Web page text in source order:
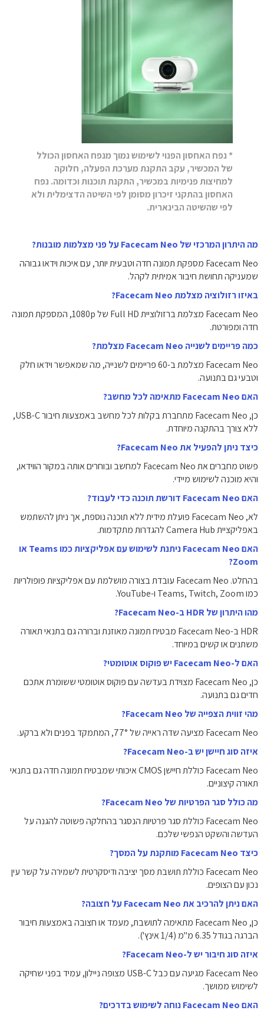
* נפח האחסון הפנוי לשימוש נמוך מנפח האחסון הכולל
של המכשיר, עקב התקנת מערכת הפעלה, חלוקה
למחיצות פנימיות במכשיר, התקנת תוכנות וכדומה. נפח
האחסון בהתקני זיכרון מסומן לפי השיטה הדצימלית ולא
לפי שהשיטה הבינארית.
מה היתרון המרכזי של Facecam Neo על פני מצלמות מובנות?
Facecam Neo מספקת תמונה חדה וטבעית יותר, עם איכות וידאו גבוהה
שמעניקה תחושת חיבור אמיתית לקהל.
באיזו רזולוציה מצלמת Facecam Neo?
Facecam Neo מצלמת ברזולוציית Full HD של ‎1080p‎, המספקת תמונה
חדה ומפורטת.
כמה פריימים לשנייה Facecam Neo מצלמת?
Facecam Neo מצלמת ב-60 פריימים לשנייה, מה שמאפשר וידאו חלק
וטבעי גם בתנועה.
האם Facecam Neo מתאימה לכל מחשב?
כן, Facecam Neo מתחברת בקלות לכל מחשב באמצעות חיבור USB-C,
ללא צורך בהתקנה מיוחדת.
כיצד ניתן להפעיל את Facecam Neo?
פשוט מחברים את Facecam Neo למחשב ובוחרים אותה במקור הווידאו,
והיא מוכנה לשימוש מיידי.
האם Facecam Neo דורשת תוכנה כדי לעבוד?
לא, Facecam Neo פועלת מידית ללא תוכנה נוספת, אך ניתן להשתמש
באפליקציית Camera Hub להגדרות מתקדמות.
האם Facecam Neo ניתנת לשימוש עם אפליקציות כמו Teams או
Zoom?
בהחלט. Facecam Neo עובדת בצורה מושלמת עם אפליקציות פופולריות
כמו Teams, Twitch, Zoom ו-YouTube.
מהו היתרון של HDR ב-Facecam Neo?
HDR ב-Facecam Neo מבטיח תמונה מאוזנת וברורה גם בתנאי תאורה
משתנים או קשים במיוחד.
האם ל-Facecam Neo יש פוקוס אוטומטי?
כן, Facecam Neo מצוידת בעדשה עם פוקוס אוטומטי ששומרת אתכם
חדים גם בתנועה.
מהי זווית הצפייה של Facecam Neo?
Facecam Neo מציעה שדה ראייה של ‎77°‎, המתמקד בפנים ולא ברקע.
איזה סוג חיישן יש ב-Facecam Neo?
Facecam Neo כוללת חיישן CMOS איכותי שמבטיח תמונה חדה גם בתנאי
תאורה קיצוניים.
מה כולל סגר הפרטיות של Facecam Neo?
Facecam Neo כוללת סגר פרטיות הנסגר בהחלקה פשוטה להגנה על
העדשה והשקט הנפשי שלכם.
כיצד Facecam Neo מותקנת על המסך?
Facecam Neo כוללת תושבת מסך יציבה ודיסקרטית לשמירה על קשר עין
נכון עם הצופים.
האם ניתן להרכיב את Facecam Neo על חצובה?
כן, Facecam Neo מתאימה לתושבת, מעמד או חצובה באמצעות חיבור
הברגה בגודל ‎6.35‎ מ"מ (1/4 אינץ').
איזה סוג חיבור יש ל-Facecam Neo?
Facecam Neo מגיעה עם כבל USB-C מצופה ניילון, עמיד בפני שחיקה
לשימוש ממושך.
האם Facecam Neo נוחה לשימוש בדרכים?